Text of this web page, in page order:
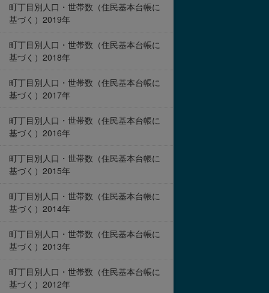
町丁目別人口・世帯数（住民基本台帳に
基づく）2019年
町丁目別人口・世帯数（住民基本台帳に
基づく）2018年
町丁目別人口・世帯数（住民基本台帳に
基づく）2017年
町丁目別人口・世帯数（住民基本台帳に
基づく）2016年
町丁目別人口・世帯数（住民基本台帳に
基づく）2015年
町丁目別人口・世帯数（住民基本台帳に
基づく）2014年
町丁目別人口・世帯数（住民基本台帳に
基づく）2013年
町丁目別人口・世帯数（住民基本台帳に
基づく）2012年